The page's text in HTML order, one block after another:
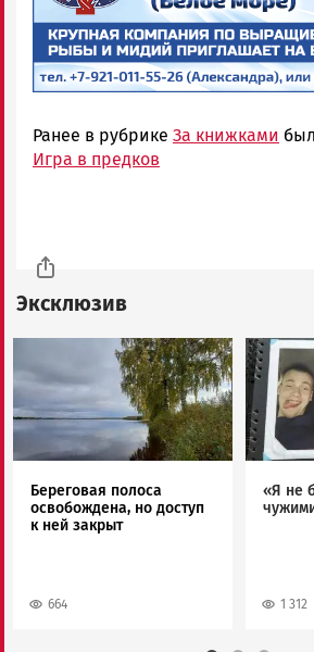
Ранее в рубрике За книжками
Игра в предков
Эксклюзив
Береговая полоса
освобождена, но доступ
к ней закрыт
664
Image
«Я не
1 312